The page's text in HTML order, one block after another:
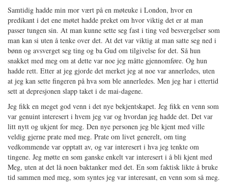
Samtidig hadde min mor vært på en møteuke i London, hvor en
predikant i det ene møtet hadde preket om hvor viktig det er at man
passer tungen sin. At man kunne sette seg fast i ting ved besvergelser som
man kan si uten å tenke over det. At det var viktig at man satte seg ned i
bønn og avsverget seg ting og ba Gud om tilgivelse for det. Så hun
snakket med meg om at dette var noe jeg måtte gjennomføre. Og hun
hadde rett. Etter at jeg gjorde det merket jeg at noe var annerledes, uten
at jeg kan sette fingeren på hva som ble annerledes. Men jeg har i ettertid
sett at depresjonen slapp taket i de mai-dagene.
Jeg fikk en meget god venn i det nye bekjentskapet. Jeg fikk en venn som
var genuint interesert i hvem jeg var og hvordan jeg hadde det. Det var
litt nytt og ukjent for meg. Den nye personen jeg ble kjent med ville
veldig gjerne prate med meg. Prate om livet generelt, om ting
vedkommende var opptatt av, og var interesert i hva jeg tenkte om
tingene. Jeg møtte en som ganske enkelt var interesert i å bli kjent med
Meg, uten at det lå noen baktanker med det. En som faktisk likte å bruke
tid sammen med meg, som syntes jeg var interesant, en venn som så meg.